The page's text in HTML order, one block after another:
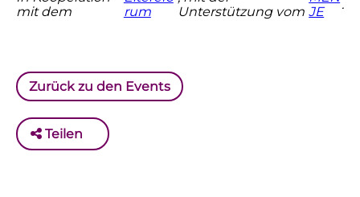
mit dem
rum
Unterstützung vom JE
.
Zurück zu den Events
Teilen